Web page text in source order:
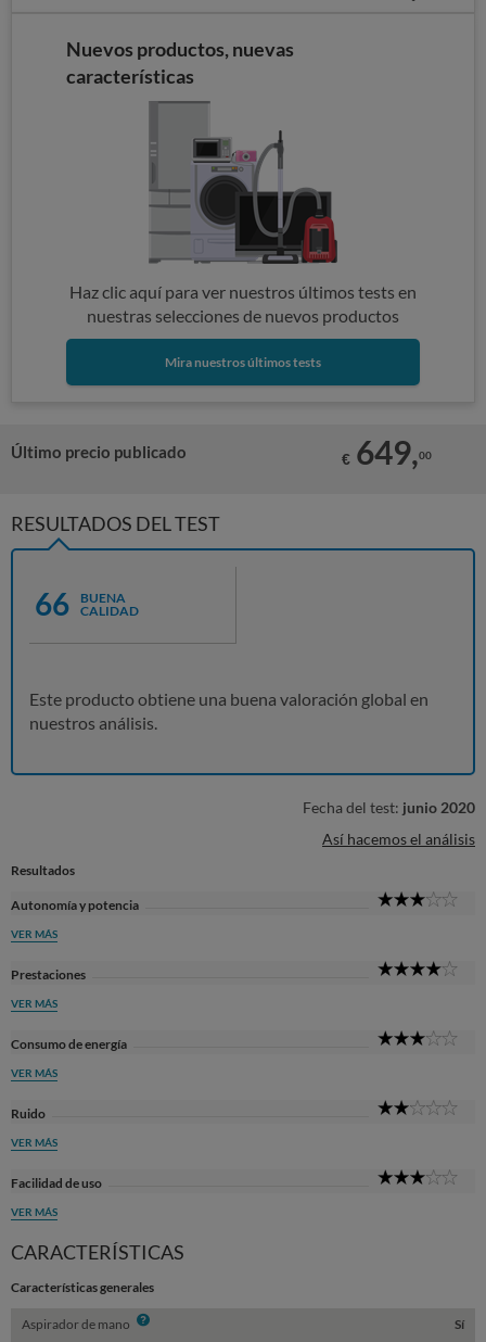
Nuevos productos, nuevas
características
Haz clic aquí para ver nuestros últimos tests en
nuestras selecciones de nuevos productos
Mira nuestros últimos tests
Último precio publicado € 649,00
RESULTADOS DEL TEST
66
BUENA
CALIDAD
Este producto obtiene una buena valoración global en
nuestros análisis.
Fecha del test: junio 2020
Así hacemos el análisis
Resultados
Autonomía y potencia
VER MÁS
Prestaciones
VER MÁS
Consumo de energía
VER MÁS
Ruido
VER MÁS
Facilidad de uso
VER MÁS
CARACTERÍSTICAS
Características generales
Aspirador de mano Info Sí